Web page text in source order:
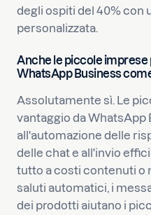
degli ospiti del 40% con
personalizzata.
Anche le piccole imprese
WhatsApp Business
Assolutamente sì. Le
vantaggio da WhatsApp
all'automazione delle
delle chat e all'invio
tutto a costi contenuti o
saluti automatici, i
dei prodotti aiutano i